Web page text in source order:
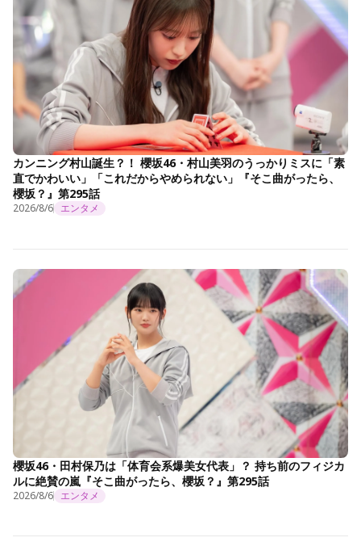
カンニング村山誕生？！ 櫻坂46・村山美羽のうっかりミスに「素
直でかわいい」「これだからやめられない」『そこ曲がったら、
櫻坂？』第295話
2026/8/6 エンタメ
櫻坂46・田村保乃は「体育会系爆美女代表」？ 持ち前のフィジカ
ルに絶賛の嵐『そこ曲がったら、櫻坂？』第295話
2026/8/6 エンタメ